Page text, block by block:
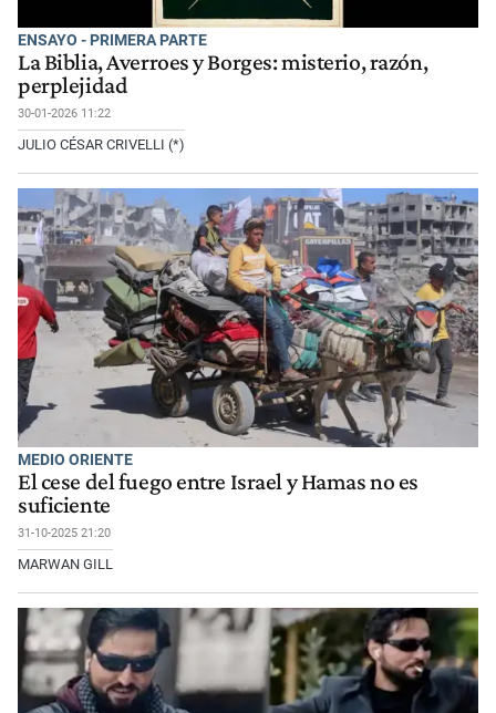
ENSAYO - PRIMERA PARTE
La Biblia, Averroes y Borges: misterio, razón,
perplejidad
30-01-2026 11:22
JULIO CÉSAR CRIVELLI (*)
MEDIO ORIENTE
El cese del fuego entre Israel y Hamas no es
suficiente
31-10-2025 21:20
MARWAN GILL